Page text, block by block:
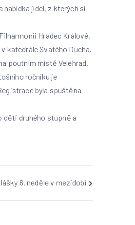
nabídka jídel, z kterých si
Hradec Králové.
katedrále Svatého Ducha.
poutním místě Velehrad.
ročníku je
byla spuštěna
děti druhého stupně a
6. neděle v mezidobí